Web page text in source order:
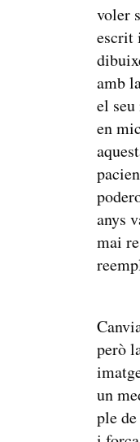
voler
escrit
amb
el
en
anys
mai
però
un
ple